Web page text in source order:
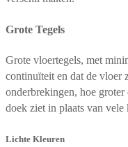
Grote Tegels
Grote vloertegels, met
continuïteit en dat de vloer
onderbrekingen, hoe
doek ziet in plaats van vele
Lichte Kleuren